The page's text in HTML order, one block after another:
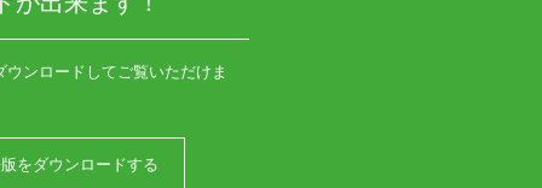
ンロードしてご覧いただけま
をダウンロードする